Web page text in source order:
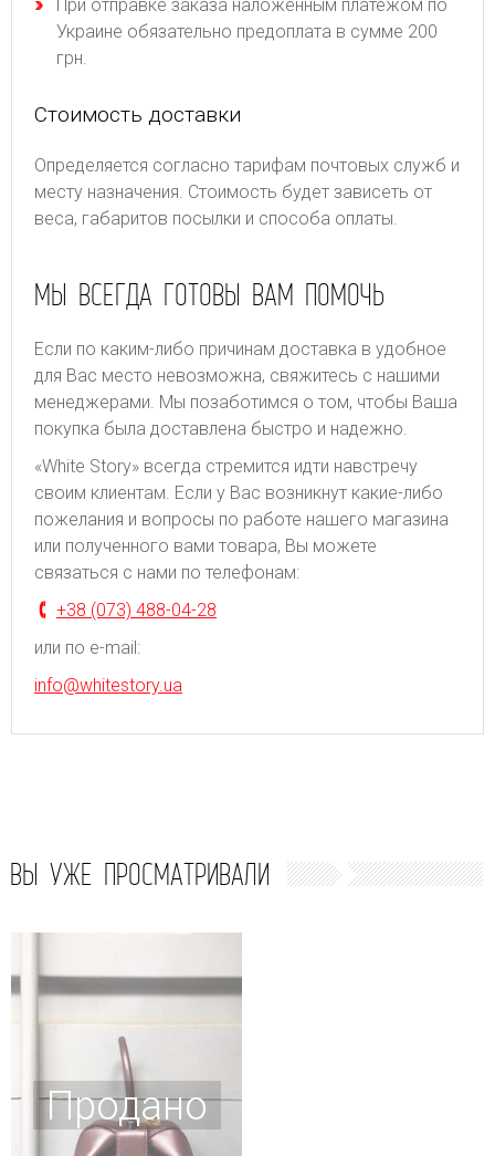
При отправке заказа наложенным платежом по
Украине обязательно предоплата в сумме 200
грн.
Стоимость доставки
Определяется согласно тарифам почтовых служб и
месту назначения. Стоимость будет зависеть от
веса, габаритов посылки и способа оплаты.
МЫ ВСЕГДА ГОТОВЫ ВАМ ПОМОЧЬ
Если по каким-либо причинам доставка в удобное
для Вас место невозможна, свяжитесь с нашими
менеджерами. Мы позаботимся о том, чтобы Ваша
покупка была доставлена быстро и надежно.
«White Story» всегда стремится идти навстречу
своим клиентам. Если у Вас возникнут какие-либо
пожелания и вопросы по работе нашего магазина
или полученного вами товара, Вы можете
связаться с нами по телефонам:
+38 (073) 488-04-28
или по e-mail:
info@whitestory.ua
ВЫ УЖЕ ПРОСМАТРИВАЛИ
Продано